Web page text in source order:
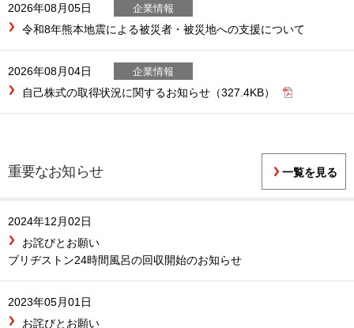
2026年08月05日 企業情報
令和8年熊本地震による被災者・被災地への支援について
2026年08月04日 企業情報
自己株式の取得状況に関するお知らせ（327.4KB）
重要なお知らせ
2024年12月02日
お詫びとお願い
ブリヂストン24時間風呂の回収開始のお知らせ
2023年05月01日
お詫びとお願い
一覧を見る